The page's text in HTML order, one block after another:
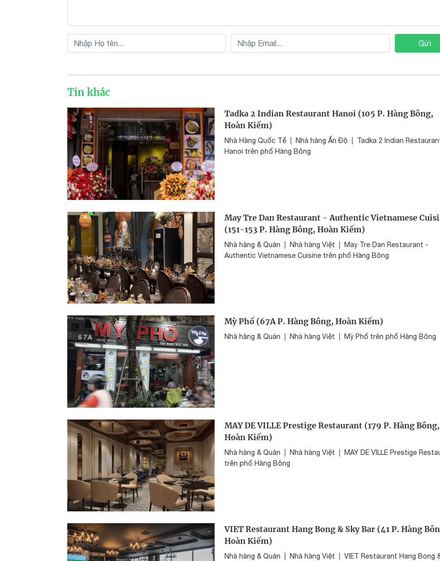
Gửi
Tin khác
Tadka 2 Indian Restaurant Hanoi (105 P. Hàng Bông,
Hoàn Kiếm)
Nhà Hàng Quốc Tế Nhà hàng Ấn Độ
Tadka 2 Indian
Hanoi trên phố Hàng Bông
May Tre Dan Restaurant - Authentic Vietnamese
(151-153 P. Hàng Bông, Hoàn Kiếm)
Nhà hàng & Quán Nhà hàng Việt
May Tre Dan Restaurant -
Authentic Vietnamese Cuisine trên phố Hàng Bông
Mỳ Phố (67A P. Hàng Bông, Hoàn Kiếm)
Nhà hàng & Quán Nhà hàng Việt Mỳ Phố trên phố Hàng Bông
MAY DE VILLE Prestige Restaurant (179 P. Hàng Bông,
Hoàn Kiếm)
Nhà hàng & Quán Nhà hàng Việt
MAY DE VILLE Prestige
trên phố Hàng Bông
VIET Restaurant Hang Bong & Sky Bar (41 P. Hàng
Hoàn Kiếm)
Nhà hàng & Quán Nhà hàng Việt VIET Restaurant Hang Bong